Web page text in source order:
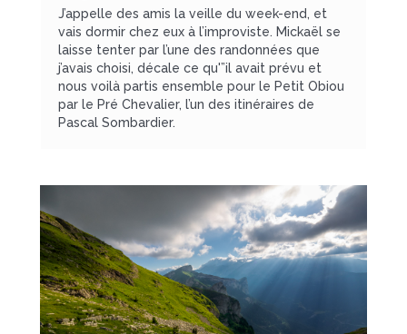
J’appelle des amis la veille du week-end, et
vais dormir chez eux à l’improviste. Mickaël se
laisse tenter par l’une des randonnées que
j’avais choisi, décale ce qu'”il avait prévu et
nous voilà partis ensemble pour le Petit Obiou
par le Pré Chevalier, l’un des itinéraires de
Pascal Sombardier.